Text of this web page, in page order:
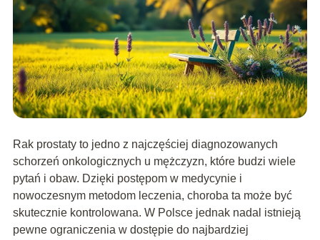
Rak prostaty to jedno z najczęściej diagnozowanych
schorzeń onkologicznych u mężczyzn, które budzi wiele
pytań i obaw. Dzięki postępom w medycynie i
nowoczesnym metodom leczenia, choroba ta może być
skutecznie kontrolowana. W Polsce jednak nadal istnieją
pewne ograniczenia w dostępie do najbardziej